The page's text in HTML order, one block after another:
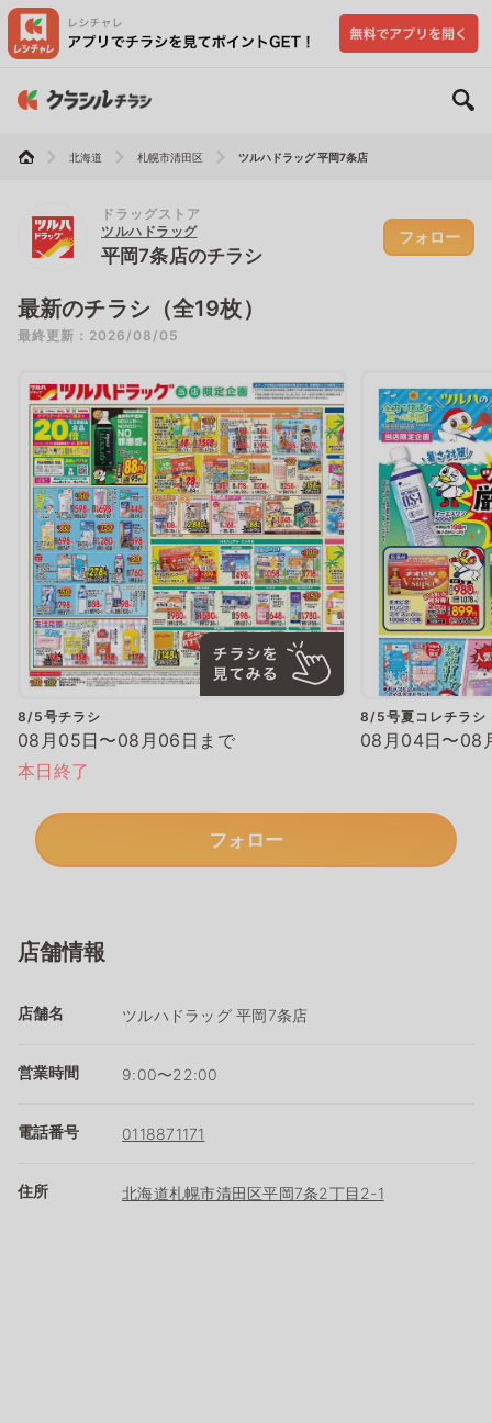
北海道 札幌市清田区 ツルハドラッグ 平岡7条店
ドラッグストア
ツルハドラッグ
平岡7条店のチラシ
フォロー
最新のチラシ（全19枚）
最終更新：2026/08/05
8/5号チラシ
08月05日〜08月06日まで
本日終了
8/5号夏コレチラシ
08月04日〜08
フォロー
店舗情報
店舗名 ツルハドラッグ 平岡7条店
営業時間 9:00〜22:00
電話番号 0118871171
住所 北海道札幌市清田区平岡7条2丁目2-1